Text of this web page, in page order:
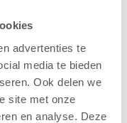
advertenties te
media te bieden
Ook delen we
site met onze
en analyse. Deze